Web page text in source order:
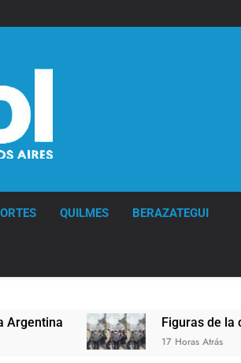
QUILMES BERAZATEGUI
Figuras de la cultura
17 Horas Atrás